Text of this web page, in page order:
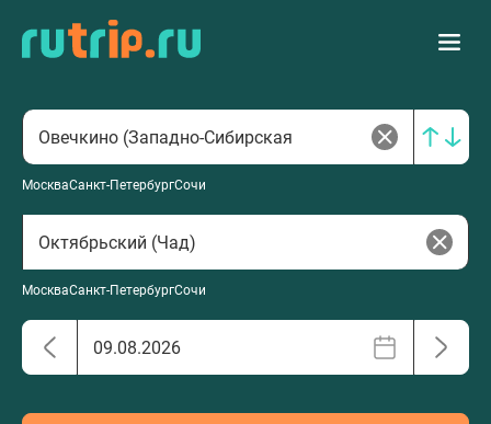
МоскваСанкт-ПетербургСочи
МоскваСанкт-ПетербургСочи